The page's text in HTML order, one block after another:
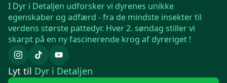
I Dyr i Detaljen udforsker vi dyrenes unikke
egenskaber og adfærd - fra de mindste insekter til
verdens største pattedyr. Hver 2. søndag stiller vi
skarpt på en ny fascinerende krog af dyreriget !
Lyt til Dyr i Detaljen